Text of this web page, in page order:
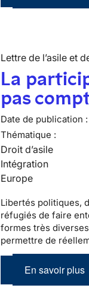
Lettre de l’asile et
La
pas
Date de publication :
Thématique :
Droit d’asile
Intégration
Europe
Libertés politiques,
réfugiés de faire
formes très
permettre de
En savoir plus